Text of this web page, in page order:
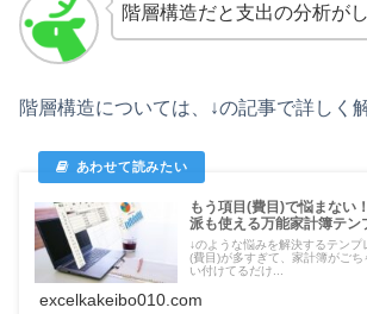
階層構造だと支出の分析が
階層構造については、↓の記事で詳しく
もう項目(費目)で悩まない
派も使える万能家計簿テン
↓のような悩みを解決するテンプ
(費目)が多すぎて、家計簿がごち
い付けてるだけ...
excelkakeibo010.com